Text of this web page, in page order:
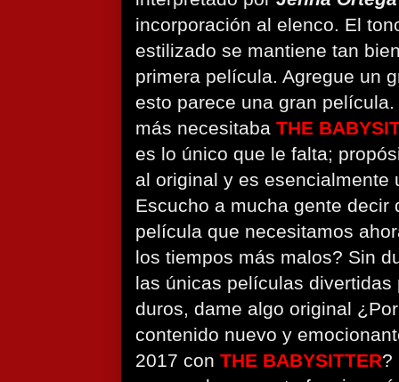
incorporación al elenco. El
estilizado se mantiene tan
primera película. Agregue un
esto parece una gran
más necesitaba THE
es lo único que le falta;
al original y es esencialmente
Escucho a mucha gente decir
película que necesitamos
los tiempos más malos? Sin
las únicas películas divertidas
duros, dame algo original
contenido nuevo y
2017 con THE BABYSITTER?